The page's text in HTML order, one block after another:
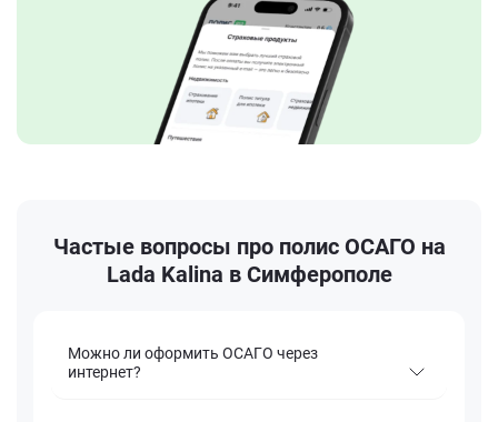
Частые вопросы про полис ОСАГО на
Lada Kalina в Симферополе
Можно ли оформить ОСАГО через
интернет?